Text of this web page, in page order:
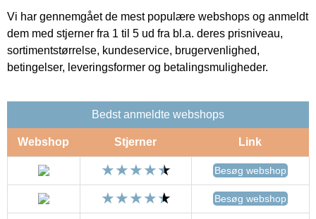
Vi har gennemgået de mest populære webshops og anmeldt
dem med stjerner fra 1 til 5 ud fra bl.a. deres prisniveau,
sortimentstørrelse, kundeservice, brugervenlighed,
betingelser, leveringsformer og betalingsmuligheder.
Bedst anmeldte webshops
Webshop Stjerner Link
Besøg webshop
Besøg webshop